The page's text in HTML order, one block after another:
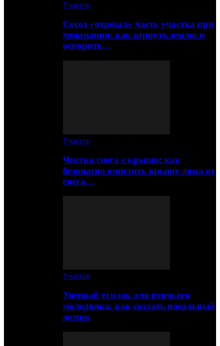
Участок
Сосед «отрезал» часть участка при
межевании: как вернуть землю и
оспорить…
Участок
Чистка снега с крыши: как
безопасно очистить крышу дома от
снега…
Участок
Уютный уголок для птичьего
молодняка: как создать идеальный
домик